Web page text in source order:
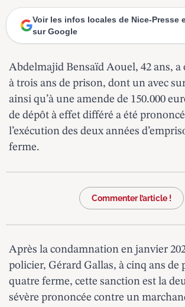
Voir les infos locales de Nice-Presse
sur Google
Abdelmajid Bensaïd Aouel, 42 ans, a
à trois ans de prison, dont un avec
ainsi qu’à une amende de 150.000
de dépôt à effet différé a été
l’exécution des deux années
ferme.
Commenter l’article !
Après la condamnation en janvier
policier, Gérard Gallas, à cinq ans de
quatre ferme, cette sanction est la
sévère prononcée contre un